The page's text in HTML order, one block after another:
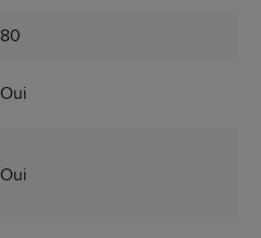
80
Oui
Oui